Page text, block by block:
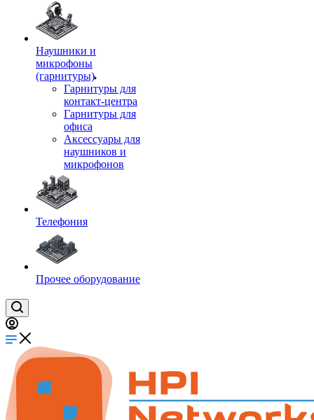
Наушники и
микрофоны
(гарнитуры)
Гарнитуры для
контакт-центра
Гарнитуры для
офиса
Аксессуары для
наушников и
микрофонов
Телефония
Прочее оборудование